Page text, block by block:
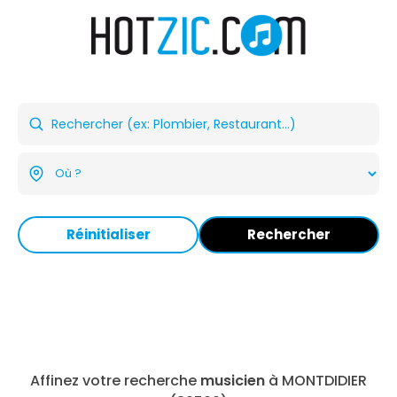
Réinitialiser Rechercher
Affinez votre recherche musicien à MONTDIDIER